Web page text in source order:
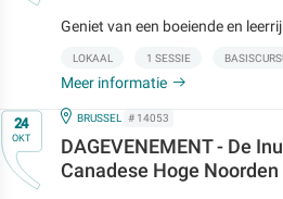
Geniet van een boeiende en
LOKAAL 1 SESSIE
Meer informatie
Op24
OKT
IN
BRUSSEL # 14053
DAGEVENEMENT - De
Canadese Hoge Noorden